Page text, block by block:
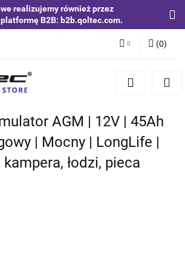
realizujemy również przez
B2B: b2b.qoltec.com.
Zaloguj się
Zgody cookies
(0)
AGM | 12V | 45Ah
| Mocny | LongLife |
kampera, łodzi, pieca